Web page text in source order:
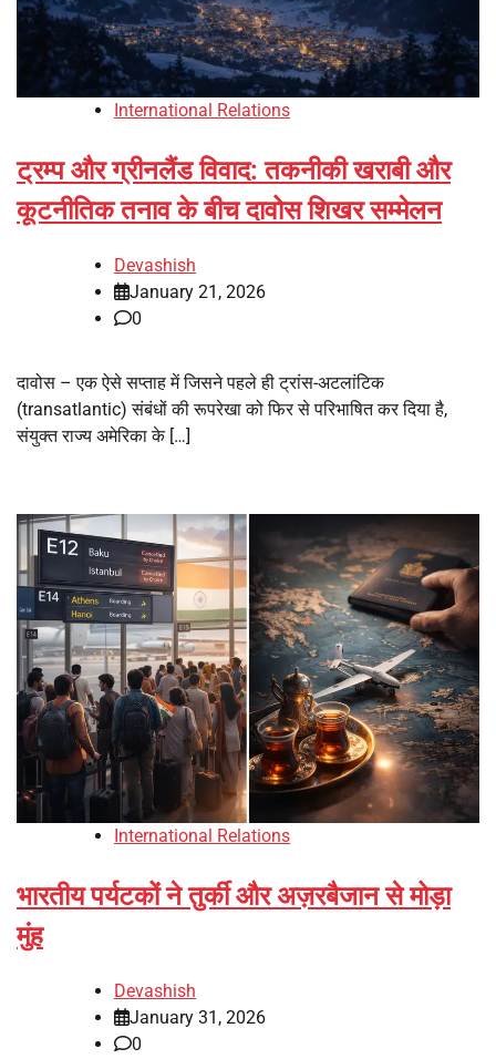
International Relations
ट्रम्प और ग्रीनलैंड विवाद: तकनीकी खराबी और
कूटनीतिक तनाव के बीच दावोस शिखर सम्मेलन
Devashish
January 21, 2026
0
दावोस – एक ऐसे सप्ताह में जिसने पहले ही ट्रांस-अटलांटिक
(transatlantic) संबंधों की रूपरेखा को फिर से परिभाषित कर दिया है,
संयुक्त राज्य अमेरिका के […]
International Relations
भारतीय पर्यटकों ने तुर्की और अज़रबैजान से मोड़ा
मुंह
Devashish
January 31, 2026
0